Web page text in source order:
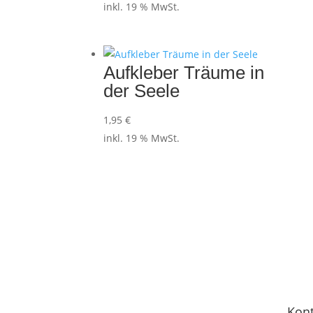
inkl. 19 % MwSt.
Aufkleber Träume in
der Seele
1,95€
inkl. 19 % MwSt.